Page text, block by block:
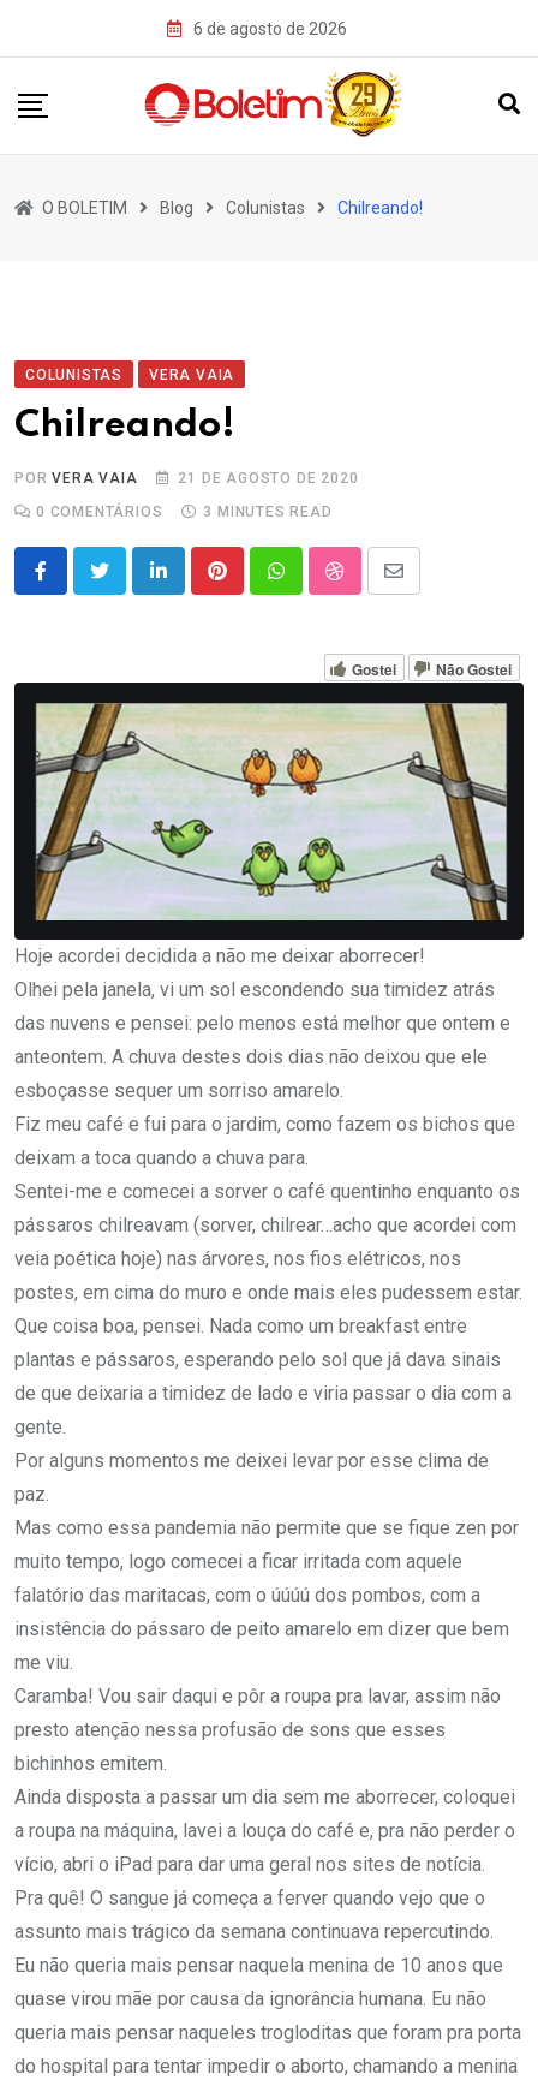
6 de agosto de 2026
O BOLETIM Blog Colunistas Chilreando!
COLUNISTAS VERA VAIA
Chilreando!
PORVERA VAIA
21 DE AGOSTO DE 2020
0 COMENTÁRIOS 3 MINUTES READ
LinkedInPinterestWhatsappStumbleUpon
Share
Email
Gostei Não Gostei
Hoje acordei decidida a não me deixar aborrecer!
Olhei pela janela, vi um sol escondendo sua timidez atrás
das nuvens e pensei: pelo menos está melhor que ontem e
anteontem. A chuva destes dois dias não deixou que ele
esboçasse sequer um sorriso amarelo.
Fiz meu café e fui para o jardim, como fazem os bichos que
deixam a toca quando a chuva para.
Sentei-me e comecei a sorver o café quentinho enquanto os
pássaros chilreavam (sorver, chilrear…acho que acordei com
veia poética hoje) nas árvores, nos fios elétricos, nos
postes, em cima do muro e onde mais eles pudessem estar.
Que coisa boa, pensei. Nada como um breakfast entre
plantas e pássaros, esperando pelo sol que já dava sinais
de que deixaria a timidez de lado e viria passar o dia com a
gente.
Por alguns momentos me deixei levar por esse clima de
paz.
Mas como essa pandemia não permite que se fique zen por
muito tempo, logo comecei a ficar irritada com aquele
falatório das maritacas, com o úúúú dos pombos, com a
insistência do pássaro de peito amarelo em dizer que bem
me viu.
Caramba! Vou sair daqui e pôr a roupa pra lavar, assim não
presto atenção nessa profusão de sons que esses
bichinhos emitem.
Ainda disposta a passar um dia sem me aborrecer, coloquei
a roupa na máquina, lavei a louça do café e, pra não perder o
vício, abri o iPad para dar uma geral nos sites de notícia.
Pra quê! O sangue já começa a ferver quando vejo que o
assunto mais trágico da semana continuava repercutindo.
Eu não queria mais pensar naquela menina de 10 anos que
quase virou mãe por causa da ignorância humana. Eu não
queria mais pensar naqueles trogloditas que foram pra porta
do hospital para tentar impedir o aborto, chamando a menina